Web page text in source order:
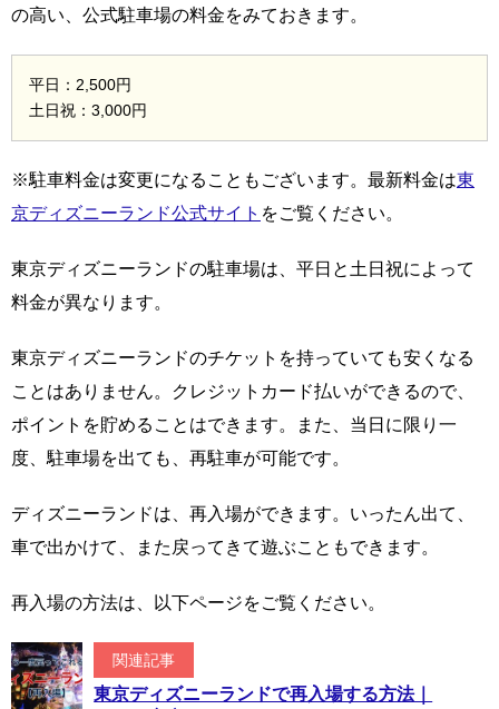
の高い、公式駐車場の料金をみておきます。
平日：2,500円
土日祝：3,000円
※駐車料金は変更になることもございます。最新料金は東
京ディズニーランド公式サイト をご覧ください。
東京ディズニーランドの駐車場は、平日と土日祝によって
料金が異なります。
東京ディズニーランドのチケットを持っていても安くなる
ことはありません。クレジットカード払いができるので、
ポイントを貯めることはできます。また、当日に限り一
度、駐車場を出ても、再駐車が可能です。
ディズニーランドは、再入場ができます。いったん出て、
車で出かけて、また戻ってきて遊ぶこともできます。
再入場の方法は、以下ページをご覧ください。
関連記事
東京ディズニーランドで再入場する方法｜